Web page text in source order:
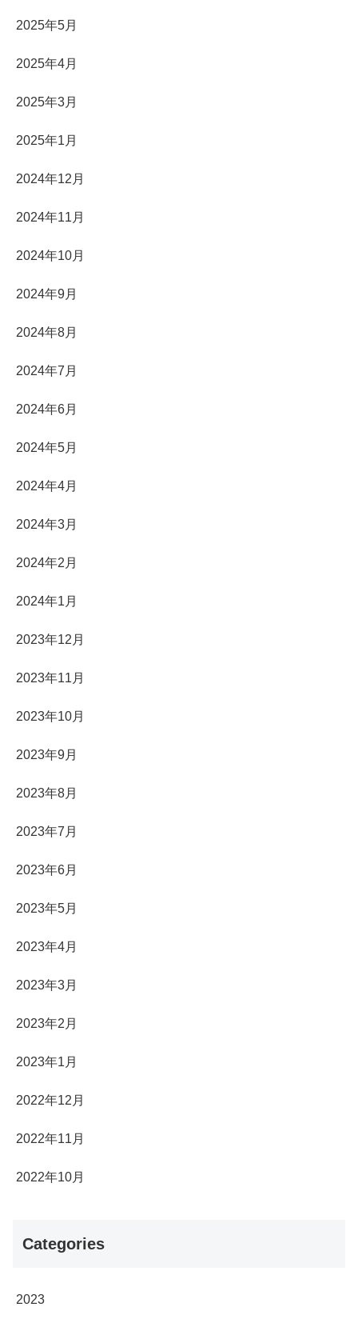
2025年5月
2025年4月
2025年3月
2025年1月
2024年12月
2024年11月
2024年10月
2024年9月
2024年8月
2024年7月
2024年6月
2024年5月
2024年4月
2024年3月
2024年2月
2024年1月
2023年12月
2023年11月
2023年10月
2023年9月
2023年8月
2023年7月
2023年6月
2023年5月
2023年4月
2023年3月
2023年2月
2023年1月
2022年12月
2022年11月
2022年10月
Categories
2023